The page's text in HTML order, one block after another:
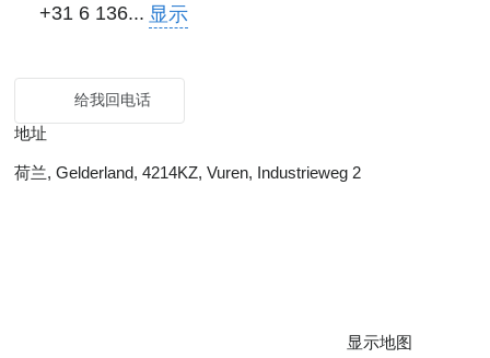
+31 6 136... 显示
给我回电话
地址
荷兰, Gelderland, 4214KZ, Vuren, Industrieweg 2
显示地图